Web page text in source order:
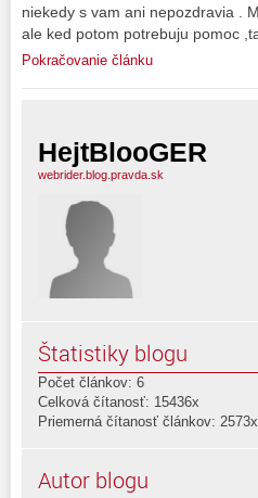
niekedy s vam ani nepozdravia .
ale ked potom potrebuju pomoc
Pokračovanie článku
HejtBlooGER
webrider.blog.pravda.sk
Štatistiky blogu
Počet článkov: 6
Celková čítanosť: 15436x
Priemerná čítanosť článkov: 2573x
Autor blogu